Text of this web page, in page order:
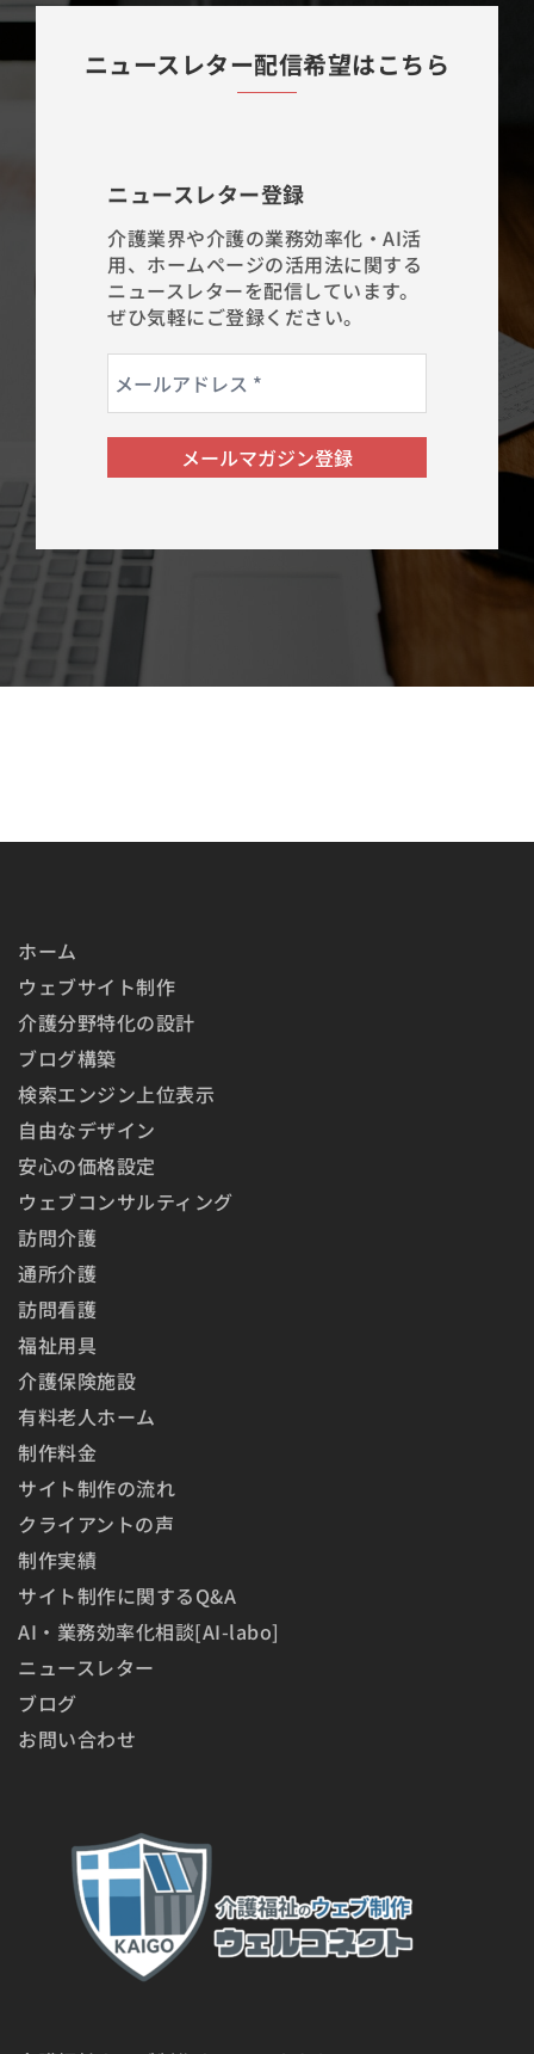
ニュースレター配信希望はこちら
ニュースレター登録
介護業界や介護の業務効率化・AI活
用、ホームページの活用法に関する
ニュースレターを配信しています。
ぜひ気軽にご登録ください。
ホーム
ウェブサイト制作
介護分野特化の設計
ブログ構築
検索エンジン上位表示
自由なデザイン
安心の価格設定
ウェブコンサルティング
訪問介護
通所介護
訪問看護
福祉用具
介護保険施設
有料老人ホーム
制作料金
サイト制作の流れ
クライアントの声
制作実績
サイト制作に関するQ&A
AI・業務効率化相談[AI-labo]
ニュースレター
ブログ
お問い合わせ